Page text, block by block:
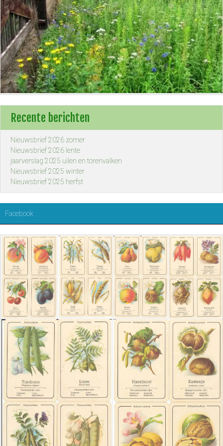
Recente berichten
Nieuwsbrief 2026 zomer
Nieuwsbrief 2026 lente
jaarverslag 2025 uilen en torenvalken
Nieuwsbrief 2025 winter
Nieuwsbrief 2025 herfst
Facebook